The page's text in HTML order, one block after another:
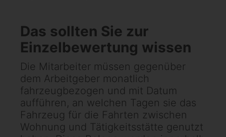
Das sollten Sie zur
Einzelbewertung wissen
Die Mitarbeiter müssen gegenüber
dem Arbeitgeber monatlich
fahrzeugbezogen und mit Datum
aufführen, an welchen Tagen sie das
Fahrzeug für die Fahrten zwischen
Wohnung und Tätigkeitsstätte genutzt